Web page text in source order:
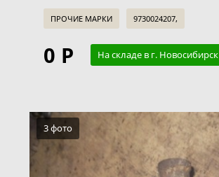
ПРОЧИЕ МАРКИ 9730024207,
0 Р На складе в г. Новосибирск
3 фото